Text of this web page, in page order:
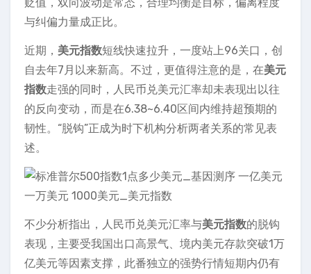
与纠偏力量成正比。
近期， 美元指数短线快速拉升，一度站上96关口，创
自去年7月以来新高。不过，更值得注意的是，在美元
指数走强的同时，人民币兑美元汇率却未表现出以往
的反向变动，而是在6.38~6.40区间内维持超预期的
韧性。“脱钩”正成为时下机构分析两者关系的常见表
述。
不少分析指出，人民币兑美元汇率与美元指数的脱钩
表现，主要受我国出口高景气、境内美元存款突破1万
亿美元等因素支撑，此番独立的强势行情短期内仍有